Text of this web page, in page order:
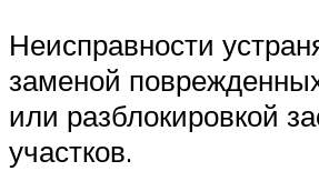
Неисправности
заменой
или разблокировкой
участков.